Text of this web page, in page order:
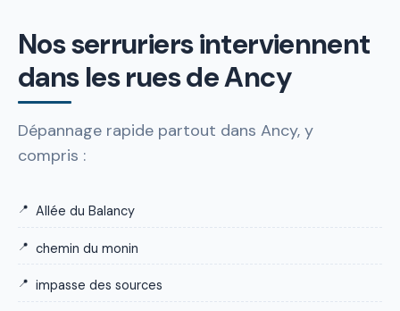
Nos serruriers interviennent
dans les rues de Ancy
Dépannage rapide partout dans Ancy, y
compris :
Allée du Balancy
chemin du monin
impasse des sources